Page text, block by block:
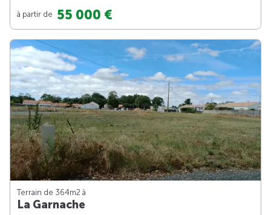
à partir de 55 000 €
Terrain de 364m2 à
La Garnache